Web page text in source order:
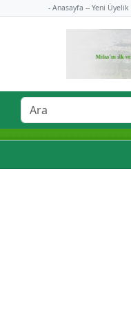
- Anasayfa -- Yeni Üyelik